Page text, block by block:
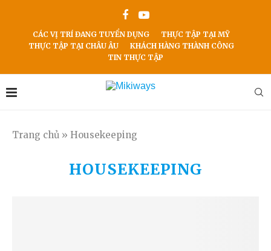
CÁC VỊ TRÍ ĐANG TUYỂN DỤNG
THỰC TẬP TẠI MỸ
THỰC TẬP TẠI CHÂU ÂU
KHÁCH HÀNG THÀNH CÔNG
TIN THỰC TẬP
Trang chủ » Housekeeping
HOUSEKEEPING